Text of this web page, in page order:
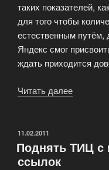
таких показателей,
для того чтобы
естественным путём,
Яндекс смог
ждать приходится
Читать далее
сайта»
ОПУБЛИКОВАНО
11.02.2011
Поднять ТИЦ
ссылок